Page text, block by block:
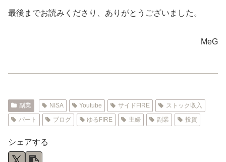
最後までお読みくださり、ありがとうございました。
MeG
副業 NISA Youtube サイドFIRE
ストック収入
パート
ブログ ゆるFIRE 主婦 副業 投資
シェアする